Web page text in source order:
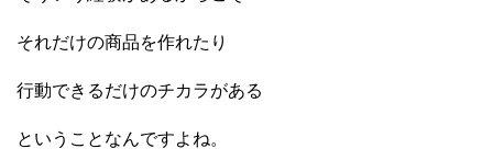
それだけの商品を作れたり
行動できるだけのチカラがある
ということなんですよね。